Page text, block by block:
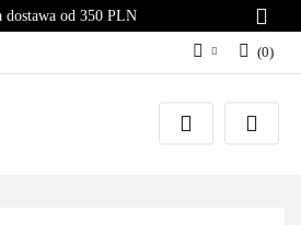
dostawa od 350 PLN
Zaloguj się
Załóż konto
(0)